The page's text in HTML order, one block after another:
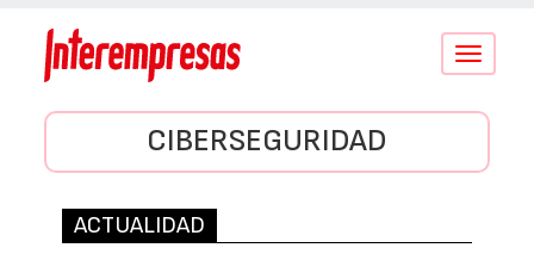
Conmutar
CIBERSEGURIDAD
ACTUALIDAD